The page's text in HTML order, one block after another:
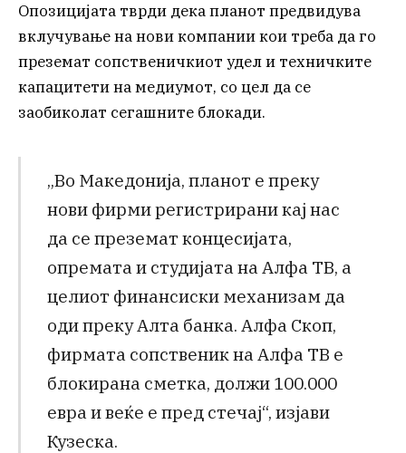
Опозицијата тврди дека планот предвидува
вклучување на нови компании кои треба да го
преземат сопственичкиот удел и техничките
капацитети на медиумот, со цел да се
заобиколат сегашните блокади.
„Во Македонија, планот е преку
нови фирми регистрирани кај нас
да се преземат концесијата,
опремата и студијата на Алфа ТВ, а
целиот финансиски механизам да
оди преку Алта банка. Алфа Скоп,
фирмата сопственик на Алфа ТВ е
блокирана сметка, должи 100.000
евра и веќе е пред стечај“, изјави
Кузеска.